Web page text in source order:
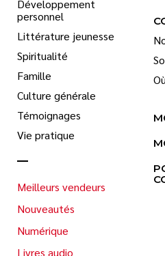
Développement
personnel
Littérature jeunesse
Spiritualité
Famille
Culture générale
Témoignages
Vie pratique
Meilleurs vendeurs
Nouveautés
Numérique
Livres audio